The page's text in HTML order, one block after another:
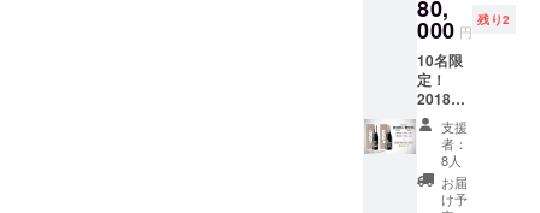
１本
80,000
円
（税・
送料込
み） ※
お酒の
発送は
2018年
5月上旬
を予定
80,
000 円
残り2
10名限
定！
2018年
1月28日
酒蔵特
別見学
権付き
限定
支援
者：
8人
お届
け予